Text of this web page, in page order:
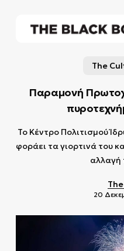
The
Παραμονή
Το Κέντρο Πολιτισμού
φοράει τα γιορτινά του
αλλαγή
20